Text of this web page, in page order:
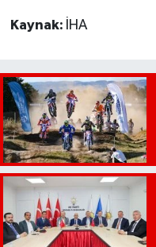
Kaynak: İHA